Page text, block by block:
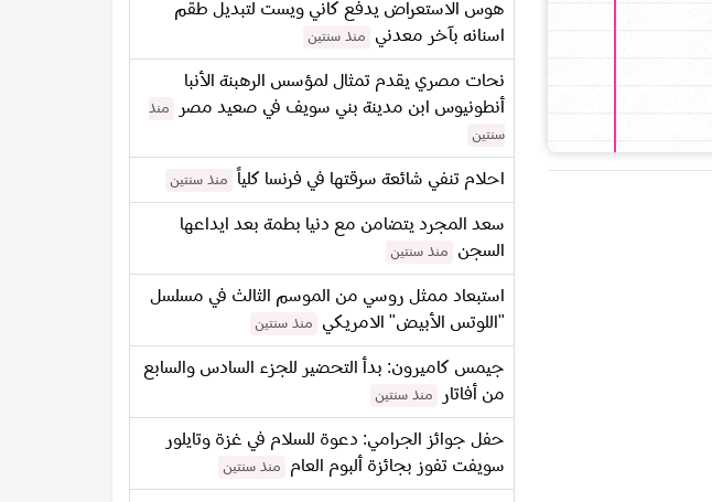
هوس الاستعراض يدفع كاني ويست لتبديل طقم
اسنانه بآخر معدني
منذ سنتين
نحات مصري يقدم تمثال لمؤسس الرهبنة الأنبا
أنطونيوس ابن مدينة بني سويف في صعيد مصر
منذ
سنتين
احلام تنفي شائعة سرقتها في فرنسا كلياً منذ سنتين
سعد المجرد يتضامن مع دنيا بطمة بعد ايداعها
السجن
منذ سنتين
استبعاد ممثل روسي من الموسم الثالث في مسلسل
"اللوتس الأبيض" الامريكي
منذ سنتين
جيمس كاميرون: بدأ التحضير للجزء السادس والسابع
من أفاتار
منذ سنتين
حفل جوائز الجرامي: دعوة للسلام في غزة وتايلور
سويفت تفوز بجائزة ألبوم العام
منذ سنتين